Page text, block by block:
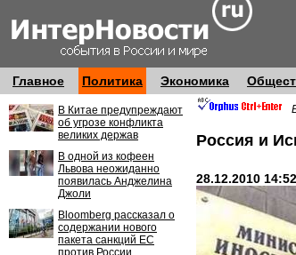
Главное Политика Экономика
В Китае предупреждают
об угрозе конфликта
великих держав
В одной из кофеен
Львова неожиданно
появилась Анджелина
Джоли
Bloomberg рассказал о
содержании нового
пакета санкций ЕС
против России
Россия и
28.12.2010 14:52